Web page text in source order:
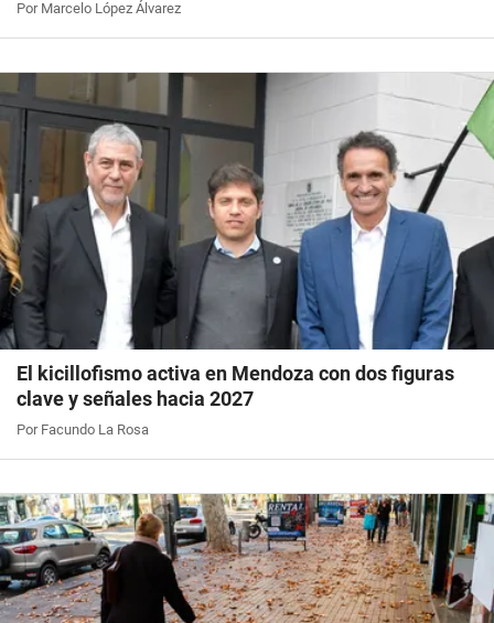
Por Marcelo López Álvarez
El kicillofismo activa en Mendoza con dos figuras
clave y señales hacia 2027
Por Facundo La Rosa